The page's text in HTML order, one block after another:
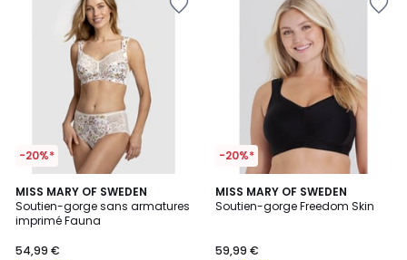
-20%*
MISS MARY OF SWEDEN
Soutien-gorge sans armatures
imprimé Fauna
54,99 €
4,4
/ 5
4
Couleurs
-20%*
MISS MARY OF SWEDEN
Soutien-gorge Freedom Skin
59,99 €
4,5
/ 5
2
Couleurs